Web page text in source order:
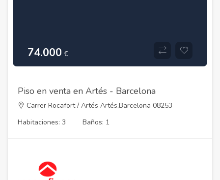
74.000 €
Piso en venta en Artés - Barcelona
Carrer Rocafort / Artés Artés,Barcelona 08253
Habitaciones: 3
Baños: 1